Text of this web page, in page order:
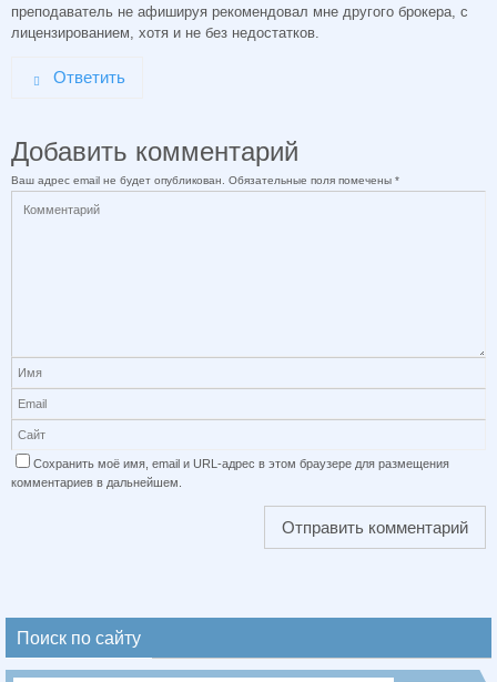
преподаватель не афишируя рекомендовал мне другого брокера, с
лицензированием, хотя и не без недостатков.
Ответить
Добавить комментарий
Ваш адрес email не будет опубликован. Обязательные поля помечены *
Сохранить моё имя, email и URL-адрес в этом браузере для размещения
комментариев в дальнейшем.
Поиск по сайту